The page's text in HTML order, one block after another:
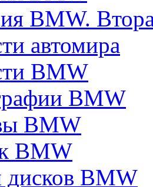
BMW.
автомира
BMW
BMW
BMW
BMW
дисков BMW